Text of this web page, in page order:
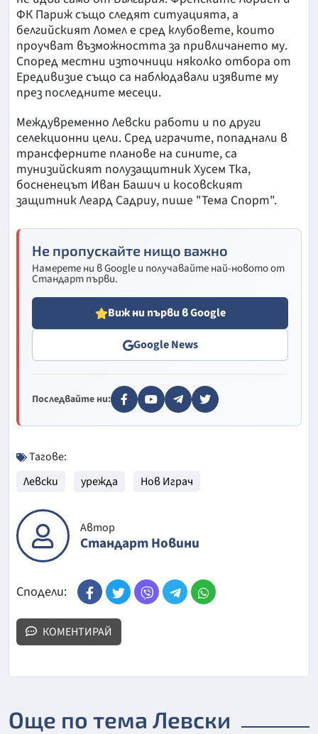
ФК Париж също следят ситуацията, а
белгийският Ломел е сред клубовете, които
проучват възможността за привличането му.
Според местни източници няколко отбора от
Ередивизие също са наблюдавали изявите му
през последните месеци.
Междувременно Левски работи и по други
селекционни цели. Сред играчите, попаднали в
трансферните планове на сините, са
тунизийският полузащитник Хусем Тка,
босненецът Иван Башич и косовският
защитник Леард Садриу, пише "Тема Спорт".
Не пропускайте нищо важно
Намерете ни в Google и получавайте най-новото от
Стандарт първи.
Виж ни първи в Google
Google News
Последвайте ни:
Тагове:
Левски
урежда Нов Играч
Автор
Стандарт Новини
Сподели:
КОМЕНТИРАЙ
Още по тема Левски